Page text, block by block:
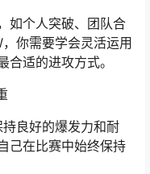
如个人突破、团队合
你需要学会灵活运用
适的进攻方式。
良好的爆发力和耐
己在比赛中始终保持